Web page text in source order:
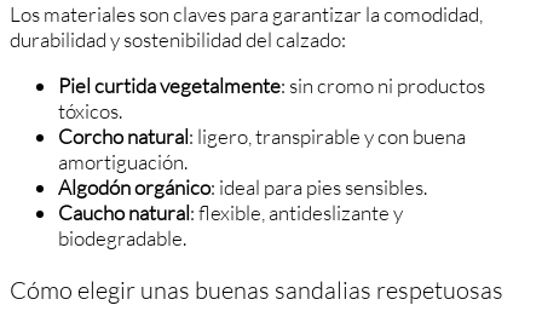
Los materiales son claves para garantizar la comodidad,
durabilidad y sostenibilidad del calzado:
Piel curtida vegetalmente: sin cromo ni productos
tóxicos.
Corcho natural: ligero, transpirable y con buena
amortiguación.
Algodón orgánico: ideal para pies sensibles.
Caucho natural: flexible, antideslizante y
biodegradable.
Cómo elegir unas buenas sandalias respetuosas